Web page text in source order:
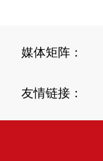
媒体矩阵：
友情链接：